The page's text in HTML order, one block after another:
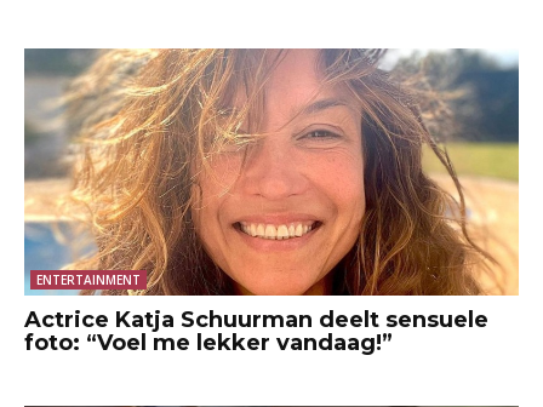
ENTERTAINMENT
Actrice Katja Schuurman deelt sensuele
foto: “Voel me lekker vandaag!”